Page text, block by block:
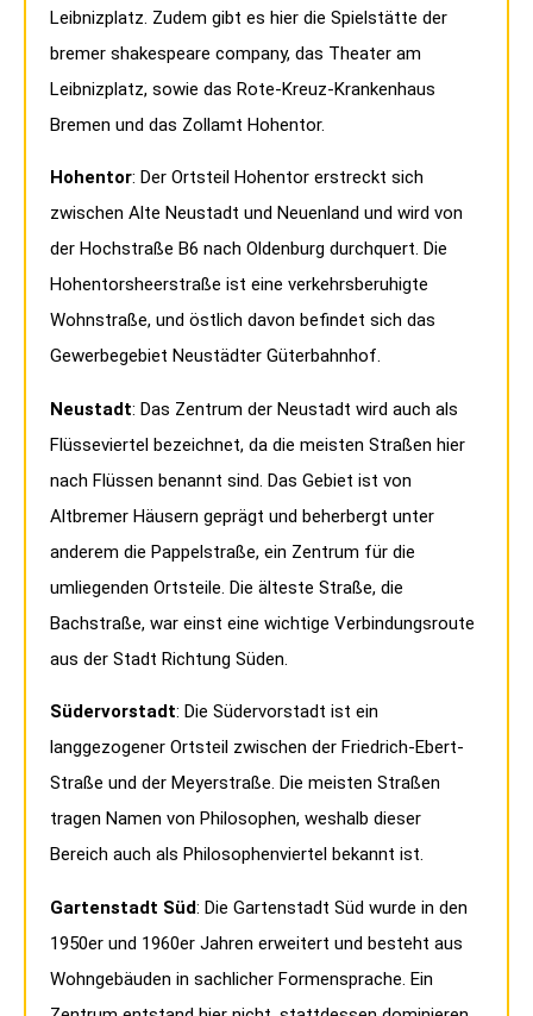
Leibnizplatz. Zudem gibt es hier die Spielstätte der
bremer shakespeare company, das Theater am
Leibnizplatz, sowie das Rote-Kreuz-Krankenhaus
Bremen und das Zollamt Hohentor.
Hohentor: Der Ortsteil Hohentor erstreckt sich
zwischen Alte Neustadt und Neuenland und wird von
der Hochstraße B6 nach Oldenburg durchquert. Die
Hohentorsheerstraße ist eine verkehrsberuhigte
Wohnstraße, und östlich davon befindet sich das
Gewerbegebiet Neustädter Güterbahnhof.
Neustadt: Das Zentrum der Neustadt wird auch als
Flüsseviertel bezeichnet, da die meisten Straßen hier
nach Flüssen benannt sind. Das Gebiet ist von
Altbremer Häusern geprägt und beherbergt unter
anderem die Pappelstraße, ein Zentrum für die
umliegenden Ortsteile. Die älteste Straße, die
Bachstraße, war einst eine wichtige Verbindungsroute
aus der Stadt Richtung Süden.
Südervorstadt: Die Südervorstadt ist ein
langgezogener Ortsteil zwischen der Friedrich-Ebert-
Straße und der Meyerstraße. Die meisten Straßen
tragen Namen von Philosophen, weshalb dieser
Bereich auch als Philosophenviertel bekannt ist.
Gartenstadt Süd: Die Gartenstadt Süd wurde in den
1950er und 1960er Jahren erweitert und besteht aus
Wohngebäuden in sachlicher Formensprache. Ein